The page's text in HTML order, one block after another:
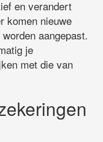
en verandert
komen nieuwe
aangepast.
je
met die van